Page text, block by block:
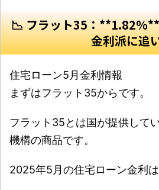
📉 フラット35：**1.82％
金利派に追
住宅ローン5月金利情報
まずはフラット35からです。
フラット35とは国が提供して
機構の商品です。
2025年5月の住宅ローン金利は